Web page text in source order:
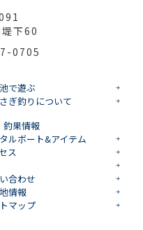
下60
0705
で遊ぶ
ぎ釣りについて
釣果情報
ルボート&アイテム
ス
合わせ
情報
マップ